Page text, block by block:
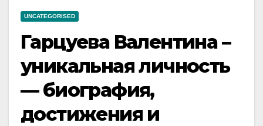
UNCATEGORISED
Гарцуева Валентина –
уникальная личность
— биография,
достижения и